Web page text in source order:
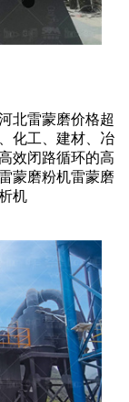
北雷蒙磨价格超
化工、建材、冶
效闭路循环的高
蒙磨粉机雷蒙磨
机